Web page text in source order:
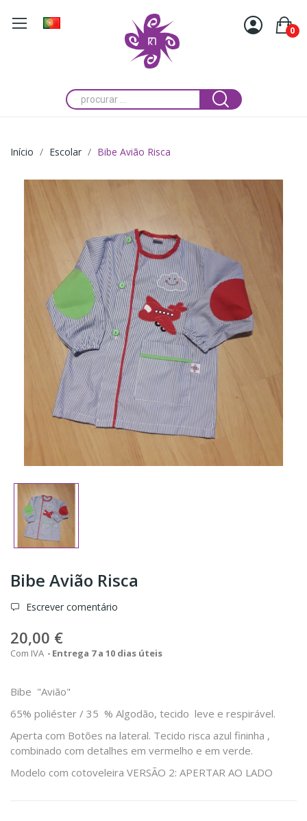
0
Início Escolar Bibe Avião Risca
Bibe Avião Risca
Escrever comentário
20,00 €
Com IVA Entrega 7 a 10 dias úteis
Bibe "Avião"
65% poliéster / 35 % Algodão, tecido leve e respirável.
Aperta com Botões na lateral. Tecido risca azul fininha ,
combinado com detalhes em vermelho e em verde.
Modelo com cotoveleira VERSÃO 2: APERTAR AO LADO